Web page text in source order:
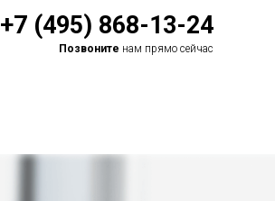
+7 (495) 868-13-24
Позвоните нам прямо сейчас